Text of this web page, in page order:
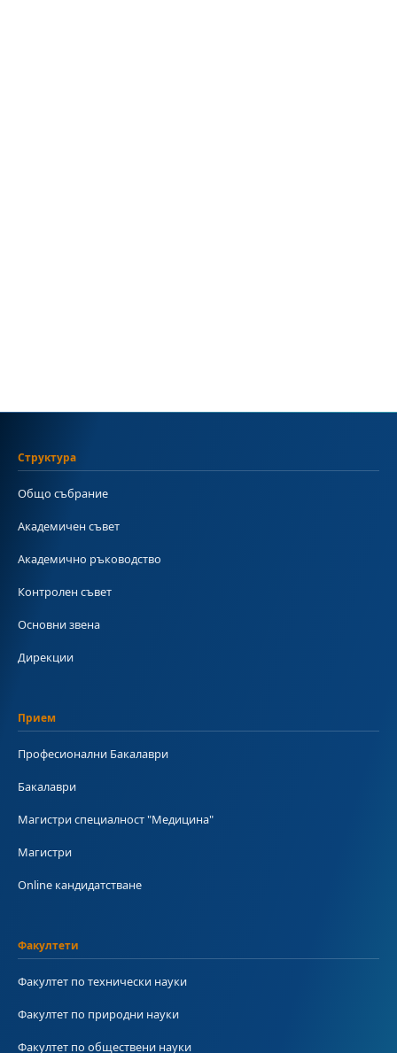
Структура
Общо събрание
Академичен съвет
Академично ръководство
Контролен съвет
Основни звена
Дирекции
Прием
Професионални Бакалаври
Бакалаври
Магистри специалност "Медицина"
Магистри
Online кандидатстване
Факултети
Факултет по технически науки
Факултет по природни науки
Факултет по обществени науки